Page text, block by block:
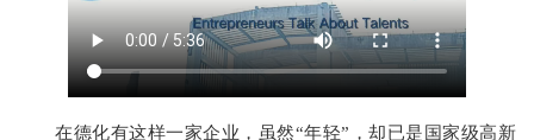
在德化有这样一家企业，虽然“年轻”，却已是国家级高新